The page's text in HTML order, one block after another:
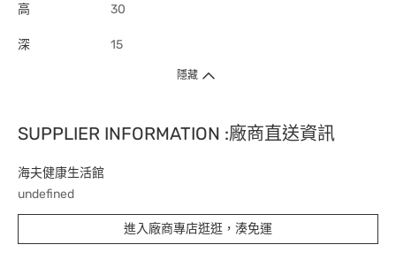
高 30
深 15
隱藏
SUPPLIER INFORMATION :廠商直送資訊
海夫健康生活館
undefined
進入廠商專店逛逛，湊免運